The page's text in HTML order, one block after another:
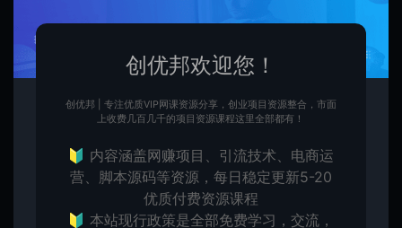
得商用，若因商用引起的版权纠纷，一切责任均由使用者自行
●如果您喜欢该内容，请支持正版软件，得到更好的正版服
网站源码
Home-credit贷款平台软件源码-海
https://cy.zhaishanghui.cn/16940.html
创优邦欢迎您！
创优邦 | 专注优质VIP网课资源分享，创业项目资源整合，市面
上收费几百几千的项目资源课程这里全部都有！
🔰 内容涵盖网赚项目、引流技术、电商运
营、脚本源码等资源，每日稳定更新5-20
优质付费资源课程
🔰 本站现行政策是全部免费学习，交流，